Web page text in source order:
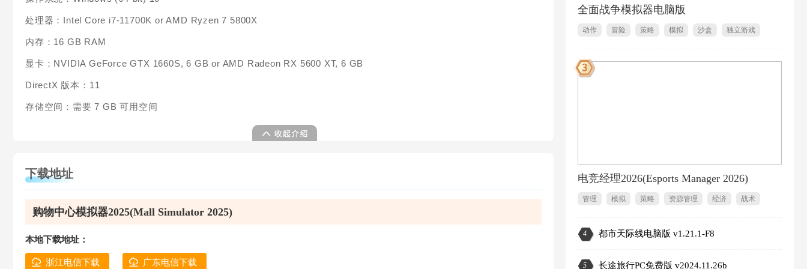
处理器：Intel Core i7-11700K or AMD Ryzen 7 5800X
内存：16 GB RAM
显卡：NVIDIA GeForce GTX 1660S, 6 GB or AMD Radeon RX 5600 XT, 6 GB
DirectX 版本：11
存储空间：需要 7 GB 可用空间
下载地址
购物中心模拟器2025(Mall Simulator 2025)
本地下载地址：
浙江电信下载 广东电信下载
1
全面战争模拟器电脑版
动作 冒险 策略 模拟 沙盒 独立游戏
电竞经理2026(Esports Manager 2026)
管理 模拟 策略 资源管理 经济 战术
4 都市天际线电脑版 v1.21.1-F8
5 长途旅行PC免费版 v2024.11.26b